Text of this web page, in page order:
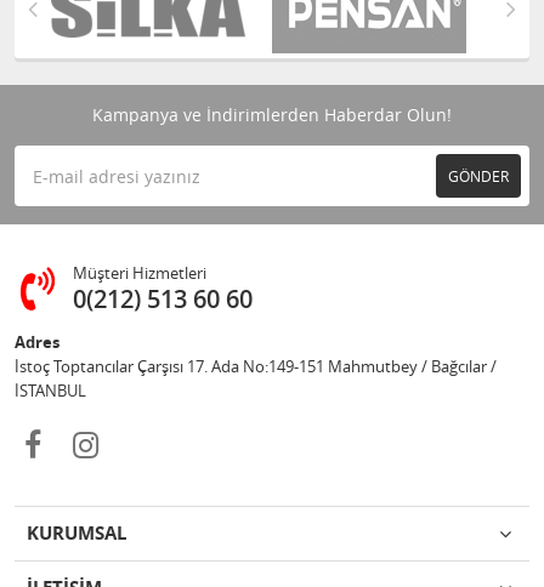
Kampanya ve İndirimlerden Haberdar Olun!
GÖNDER
Müşteri Hizmetleri
0(212) 513 60 60
Adres
İstoç Toptancılar Çarşısı 17. Ada No:149-151 Mahmutbey / Bağcılar /
İSTANBUL
KURUMSAL